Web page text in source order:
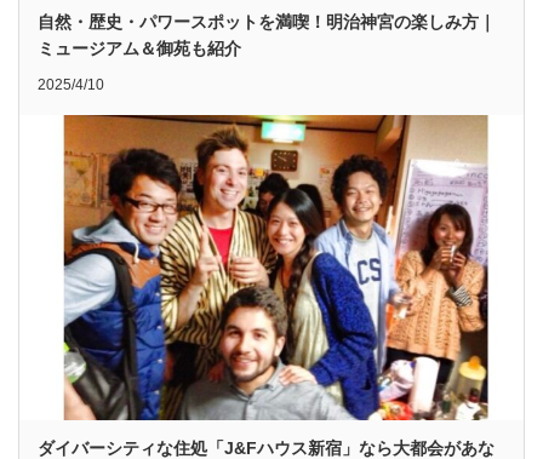
自然・歴史・パワースポットを満喫！明治神宮の楽しみ方｜
ミュージアム＆御苑も紹介
2025/4/10
ダイバーシティな住処「J&Fハウス新宿」なら大都会があな